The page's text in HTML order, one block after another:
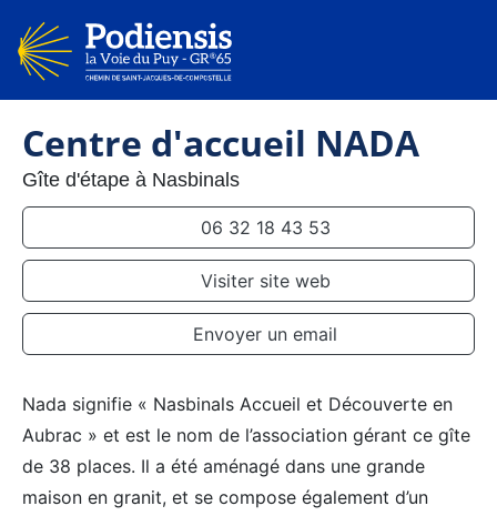
Centre d'accueil NADA
Gîte d'étape à Nasbinals
06 32 18 43 53
Visiter site web
Envoyer un email
Nada signifie « Nasbinals Accueil et Découverte en
Aubrac » et est le nom de l’association gérant ce gîte
de 38 places. Il a été aménagé dans une grande
maison en granit, et se compose également d’un